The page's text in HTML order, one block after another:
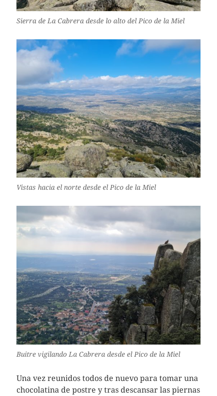
Sierra de La Cabrera desde lo alto del Pico de la Miel
Vistas hacia el norte desde el Pico de la Miel
Buitre vigilando La Cabrera desde el Pico de la Miel
Una vez reunidos todos de nuevo para tomar una
chocolatina de postre y tras descansar las piernas